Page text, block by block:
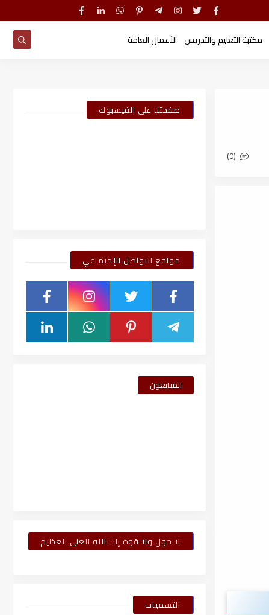
مكتبة التعليم والتدريس الأعمال العامة
(0)
صفحتنا على الفيسبوك
مواقع التواصل الإجتماعي
المتابعون
لا حول ولا قوة إلا بالله العلى العظيم
التسميات